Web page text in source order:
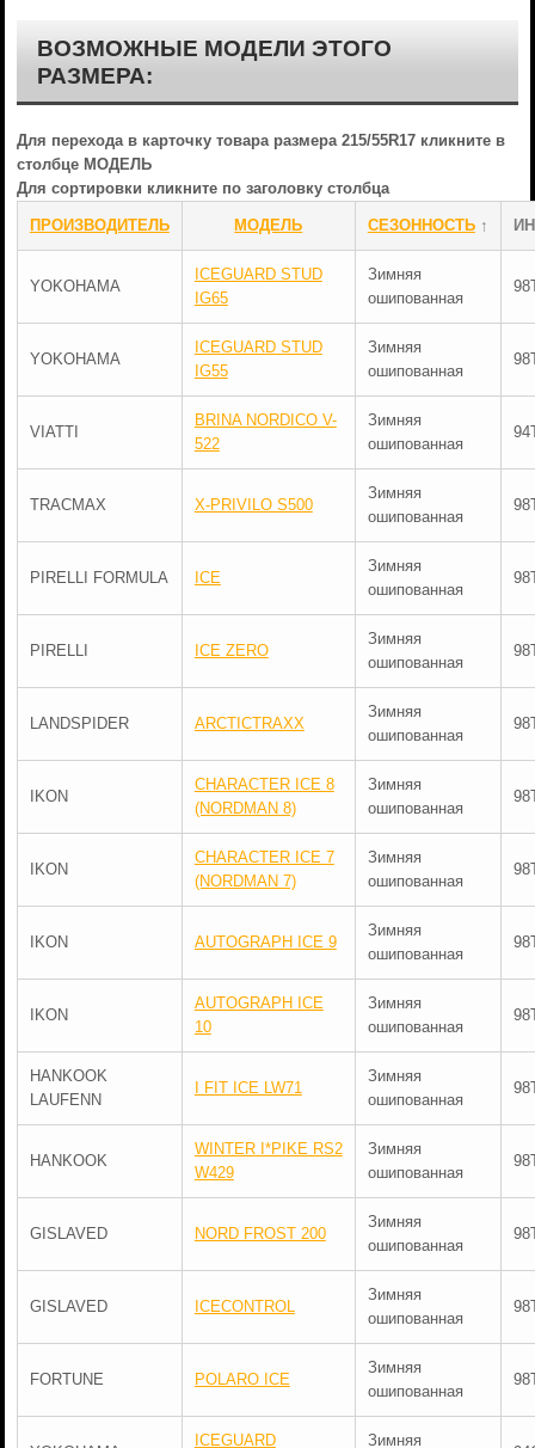
ВОЗМОЖНЫЕ МОДЕЛИ ЭТОГО
РАЗМЕРА:
Для перехода в карточку товара размера 215/55R17 кликните в
столбце МОДЕЛЬ
Для сортировки кликните по заголовку столбца
ПРОИЗВОДИТЕЛЬ МОДЕЛЬ СЕЗОННОСТЬ↑
YOKOHAMA
ICEGUARD STUD
IG65
Зимняя
ошипованная
YOKOHAMA
ICEGUARD STUD
IG55
Зимняя
ошипованная
VIATTI
BRINA NORDICO V-
522
Зимняя
ошипованная
TRACMAX X-PRIVILO S500
Зимняя
ошипованная
PIRELLI FORMULA ICE
Зимняя
ошипованная
PIRELLI ICE ZERO
Зимняя
ошипованная
LANDSPIDER ARCTICTRAXX
Зимняя
ошипованная
IKON
CHARACTER ICE 8
(NORDMAN 8)
Зимняя
ошипованная
IKON
CHARACTER ICE 7
(NORDMAN 7)
Зимняя
ошипованная
IKON AUTOGRAPH ICE 9
Зимняя
ошипованная
IKON
AUTOGRAPH ICE
10
Зимняя
ошипованная
HANKOOK
LAUFENN
I FIT ICE LW71
Зимняя
ошипованная
HANKOOK
WINTER I*PIKE RS2
W429
Зимняя
ошипованная
GISLAVED NORD FROST 200
Зимняя
ошипованная
GISLAVED ICECONTROL
Зимняя
ошипованная
FORTUNE POLARO ICE
Зимняя
ошипованная
ICEGUARD Зимняя